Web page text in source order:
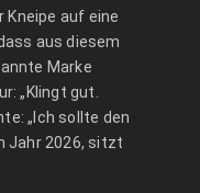
Kneipe auf eine
aus diesem
Marke
„Klingt gut.
„Ich sollte den
Jahr 2026, sitzt